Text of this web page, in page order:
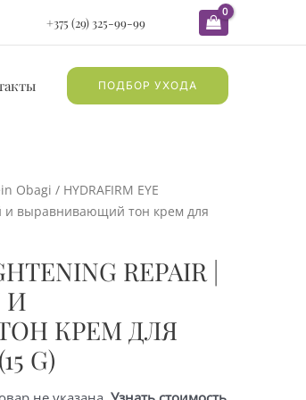
+375 (29) 325-99-99
ПОДБОР УХОДА
Obagi / HYDRAFIRM EYE
и выравнивающий тон крем для
REPAIR |
И
КРЕМ ДЛЯ
G)